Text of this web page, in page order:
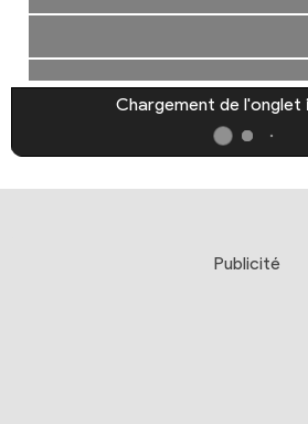
Chargement de l'onglet
Publicité